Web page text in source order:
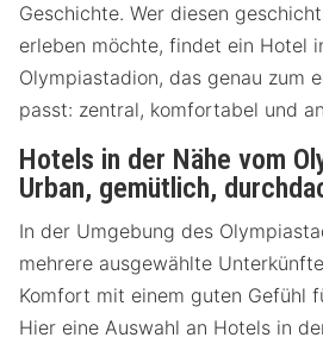
Geschichte. Wer diesen
erleben möchte, findet ein Hotel
Olympiastadion, das genau zum
passt: zentral, komfortabel und
Hotels in der Nähe vom
Urban, gemütlich,
In der Umgebung des
mehrere ausgewählte
Komfort mit einem guten Gefühl
Hier eine Auswahl an Hotels in